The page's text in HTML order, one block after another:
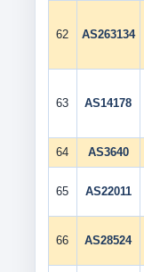
62 AS263134
63 AS14178
64 AS3640
65 AS22011
66 AS28524